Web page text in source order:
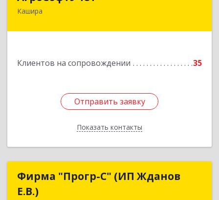
Кашира
Клиентов на сопровождении 35
Отправить заявку
Показать контакты
142932, Московская обл, г.о.Кашира, Каменка д,
Отправить заявку
Назад
Фирма "Прогр-С" (ИП Жданов
Е.В.)
Фирма "Прогр-С" (ИП Жданов